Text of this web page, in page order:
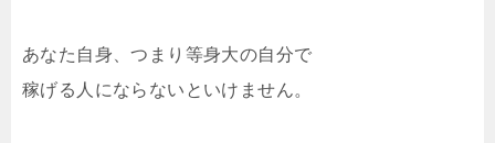
あなた自身、つまり等身大の自分で
稼げる人にならないといけません。